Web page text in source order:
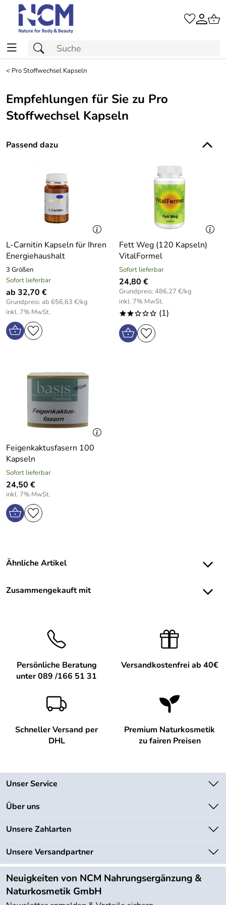
< Pro Stoffwechsel Kapseln
Empfehlungen für Sie zu Pro
Stoffwechsel Kapseln
Passend dazu
L-Carnitin Kapseln für Ihren
Energiehaushalt
3 Größen
Sofort lieferbar
ab 32,70 €
Grundpreis: ab 656,63 €/kg
inkl. 7% MwSt.
Fett Weg (120 Kapseln)
VitalFormel
Sofort lieferbar
24,80 €
Grundpreis: 486,27 €/kg
inkl. 7% MwSt.
**ooo (1)
Feigenkaktusfasern 100
Kapseln
Sofort lieferbar
24,50 €
inkl. 7% MwSt.
Ähnliche Artikel
Zusammengekauft mit
Persönliche Beratung
unter 089 /166 51 31
Versandkostenfrei ab 40€
Schneller Versand per
DHL
Premium Naturkosmetik
zu fairen Preisen
Unser Service
Kontakt
Lieferbedingungen
Kundenlogin
Über uns
Unsere Bestseller
Neu
Angebote
Kundenbewertungen (754)
4,9/5*****
Unsere Zahlarten
Unsere Versandpartner
Neuigkeiten von NCM Nahrungsergänzung &
Naturkosmetik GmbH